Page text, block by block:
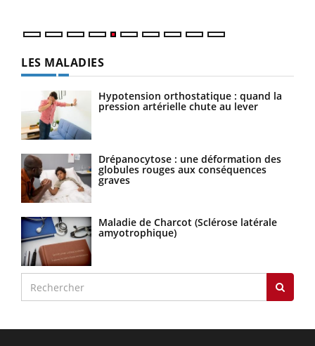
LES MALADIES
Hypotension orthostatique : quand la
pression artérielle chute au lever
Drépanocytose : une déformation des
globules rouges aux conséquences
graves
Maladie de Charcot (Sclérose latérale
amyotrophique)